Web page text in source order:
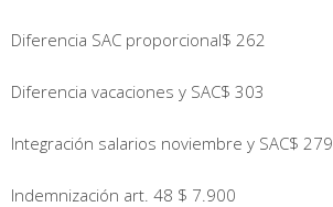
Diferencia SAC proporcional$ 262
Diferencia vacaciones y SAC$ 303
Integración salarios noviembre y SAC$ 279
Indemnización art. 48 $ 7.900